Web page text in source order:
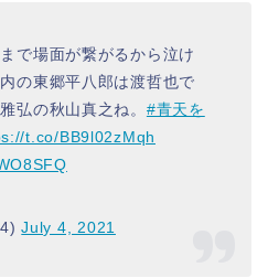
で場面が繋がるから泣け
の東郷平八郎は渡哲也で
弘の秋山真之ね。 #青天を
t.co/BB9l02zMqh
July 4, 2021